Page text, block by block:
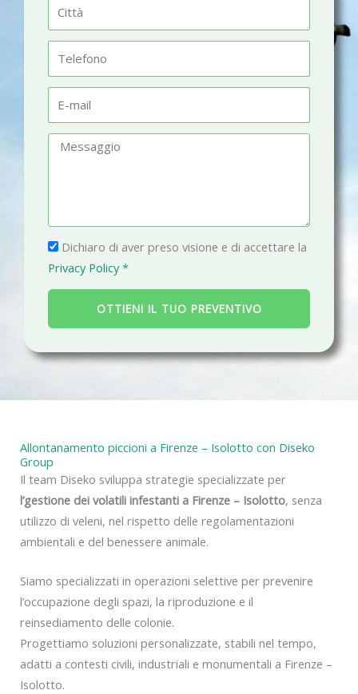
t
à
l
fm
a
g
g
i
P
r
i
a
c
Dichiaro di aver preso visione e di accettare la
Privacy Policy *
OTTIENI IL TUO PREVENTIVO
Allontanamento piccioni a Firenze – Isolotto con Diseko
Group
Il team Diseko sviluppa strategie specializzate per
l’gestione dei volatili infestanti a Firenze – Isolotto, senza
utilizzo di veleni, nel rispetto delle regolamentazioni
ambientali e del benessere animale.
Siamo specializzati in operazioni selettive per prevenire
l’occupazione degli spazi, la riproduzione e il
reinsediamento delle colonie.
Progettiamo soluzioni personalizzate, stabili nel tempo,
adatti a contesti civili, industriali e monumentali a Firenze –
Isolotto.